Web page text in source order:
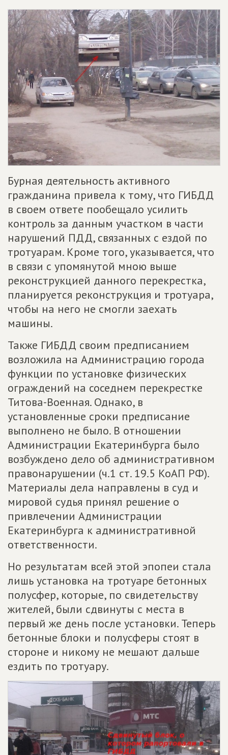
Бурная деятельность активного
гражданина привела к тому, что ГИБДД
в своем ответе пообещало усилить
контроль за данным участком в части
нарушений ПДД, связанных с ездой по
тротуарам. Кроме того, указывается, что
в связи с упомянутой мною выше
реконструкцией данного перекрестка,
планируется реконструкция и тротуара,
чтобы на него не смогли заехать
машины.
Также ГИБДД своим предписанием
возложила на Администрацию города
функции по установке физических
ограждений на соседнем перекрестке
Титова-Военная. Однако, в
установленные сроки предписание
выполнено не было. В отношении
Администрации Екатеринбурга было
возбуждено дело об административном
правонарушении (ч.1 ст. 19.5 КоАП РФ).
Материалы дела направлены в суд и
мировой судья принял решение о
привлечении Администрации
Екатеринбурга к административной
ответственности.
Но результатам всей этой эпопеи стала
лишь установка на тротуаре бетонных
полусфер, которые, по свидетельству
жителей, были сдвинуты с места в
первый же день после установки. Теперь
бетонные блоки и полусферы стоят в
стороне и никому не мешают дальше
ездить по тротуару.